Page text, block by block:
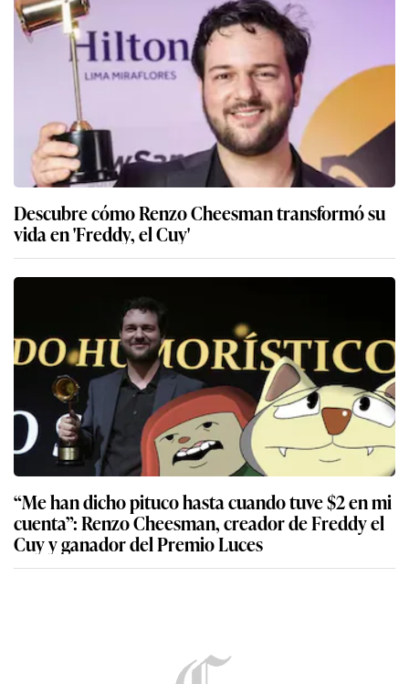
Descubre cómo Renzo Cheesman transformó su
vida en 'Freddy, el Cuy'
“Me han dicho pituco hasta cuando tuve $2 en mi
cuenta”: Renzo Cheesman, creador de Freddy el
Cuy y ganador del Premio Luces